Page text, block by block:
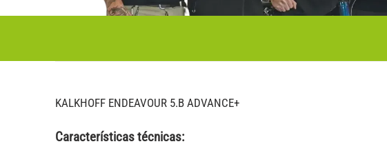
KALKHOFF ENDEAVOUR 5.B ADVANCE+
Características técnicas: